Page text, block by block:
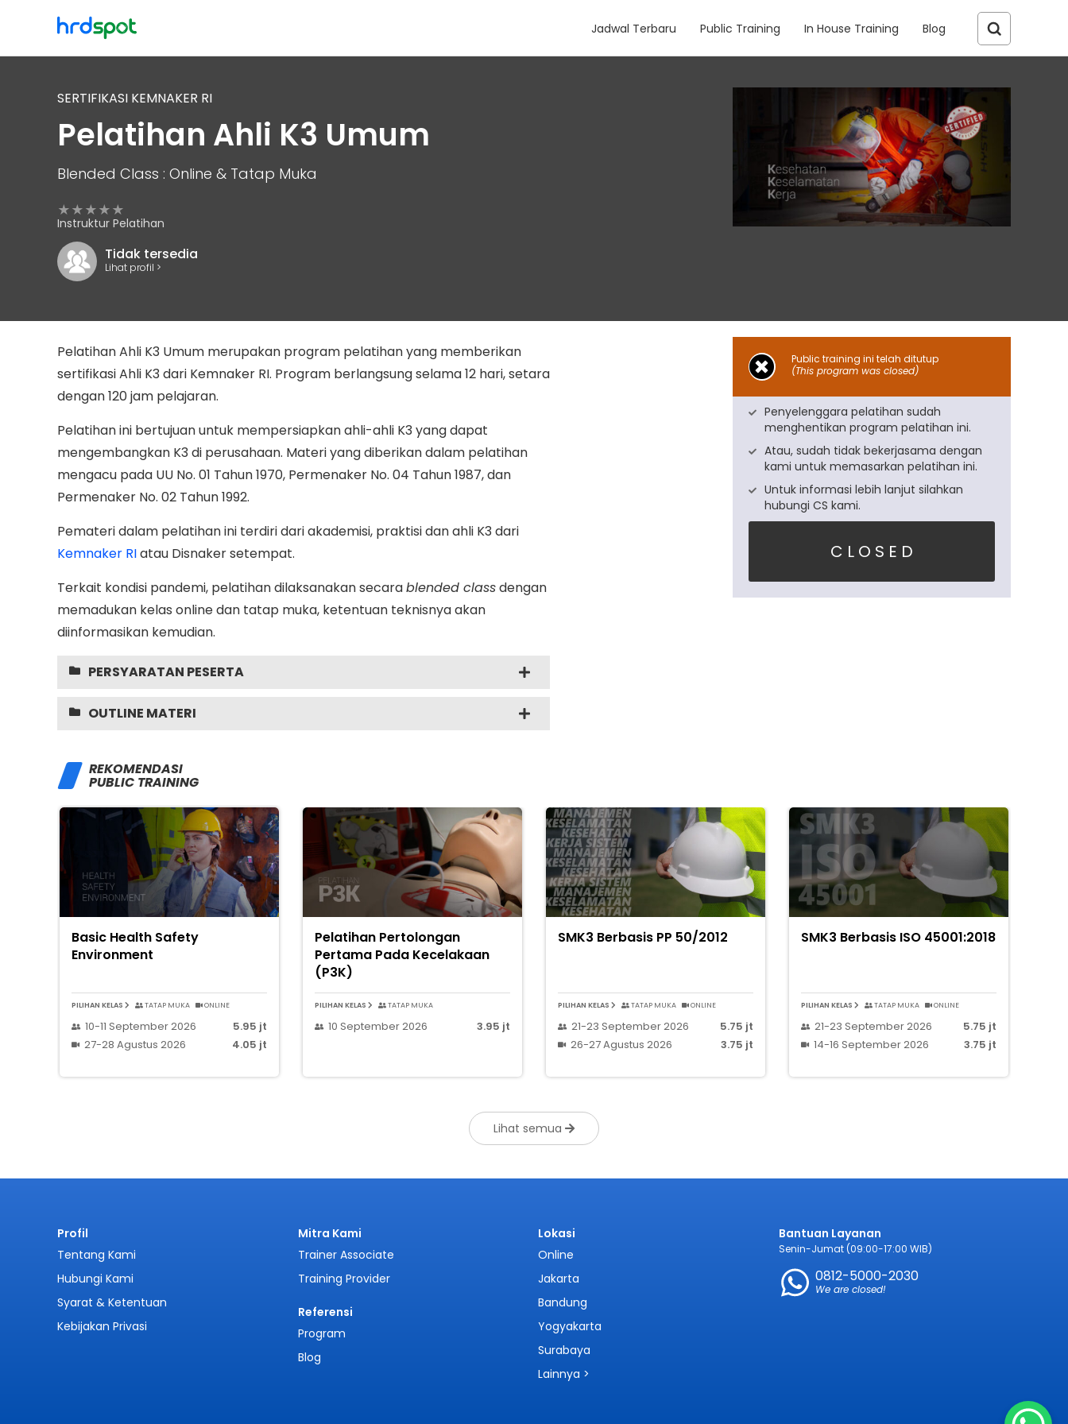
Jadwal Terbaru Public Training In House Training Blog
SERTIFIKASI KEMNAKER RI
Pelatihan Ahli K3 Umum
Blended Class : Online & Tatap Muka
★★★★★
Instruktur Pelatihan
Tidak tersedia
Lihat profil >
Public training ini telah ditutup
(This program was closed)
Penyelenggara pelatihan sudah
menghentikan program pelatihan ini.
Atau, sudah tidak bekerjasama dengan
kami untuk memasarkan pelatihan ini.
Untuk informasi lebih lanjut silahkan
hubungi CS kami.
C L O S E D
Pelatihan Ahli K3 Umum merupakan program pelatihan yang memberikan
sertifikasi Ahli K3 dari Kemnaker RI. Program berlangsung selama 12 hari, setara
dengan 120 jam pelajaran.
Pelatihan ini bertujuan untuk mempersiapkan ahli-ahli K3 yang dapat
mengembangkan K3 di perusahaan. Materi yang diberikan dalam pelatihan
mengacu pada UU No. 01 Tahun 1970, Permenaker No. 04 Tahun 1987, dan
Permenaker No. 02 Tahun 1992.
Pemateri dalam pelatihan ini terdiri dari akademisi, praktisi dan ahli K3 dari
Kemnaker RIatau Disnaker setempat.
Terkait kondisi pandemi, pelatihan dilaksanakan secarablended classdengan
memadukan kelas online dan tatap muka, ketentuan teknisnya akan
diinformasikan kemudian.
PERSYARATAN PESERTA
OUTLINE MATERI
REKOMENDASI
PUBLIC TRAINING
Basic Health Safety
Environment
PILIHAN KELAS TATAP MUKA ONLINE
10-11 September 2026
5.95 jt
27-28 Agustus 2026
4.05 jt
Pelatihan Pertolongan
Pertama Pada Kecelakaan
(P3K)
PILIHAN KELAS TATAP MUKA
10 September 2026 3.95 jt
SMK3 Berbasis PP 50/2012
PILIHAN KELAS TATAP MUKA ONLINE
21-23 September 2026
5.75 jt
26-27 Agustus 2026
3.75 jt
SMK3 Berbasis ISO 45001:2018
PILIHAN KELAS TATAP MUKA ONLINE
21-23 September 2026
5.75 jt
14-16 September 2026
3.75 jt
Lihat semua
Profil
Tentang Kami
Hubungi Kami
Syarat & Ketentuan
Kebijakan Privasi
Mitra Kami
Trainer Associate
Training Provider
Referensi
Program
Blog
Lokasi
Online
Jakarta
Bandung
Yogyakarta
Surabaya
Lainnya >
Bantuan Layanan
Senin-Jumat (09:00-17:00 WIB)
0812-5000-2030
We are closed!